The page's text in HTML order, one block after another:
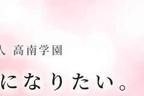
高南学園
なりたい。